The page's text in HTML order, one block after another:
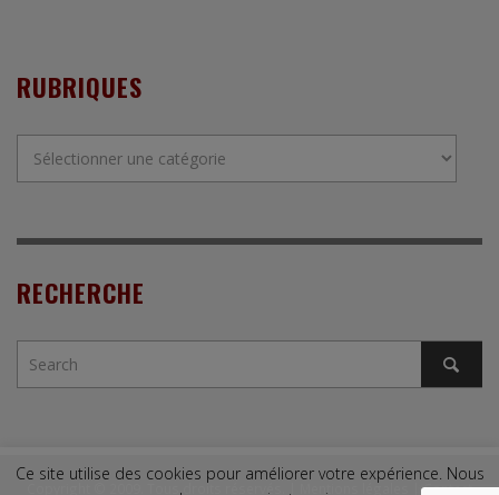
RUBRIQUES
RECHERCHE
Copyright © 2009. Tous droits réservés. | Mentions légales |Contact
Ce site utilise des cookies pour améliorer votre expérience. Nous